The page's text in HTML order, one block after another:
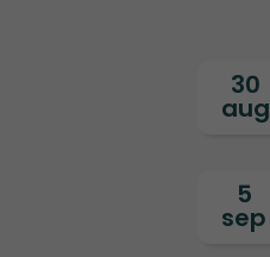
30
aug
5
sep